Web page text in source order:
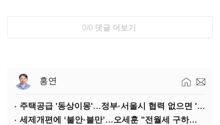
0/0 댓글 더보기
홍연
주택공급 '동상이몽'…정부·서울시 협력 없으면 '공수표'
세제개편에 ‘불안·불만’…오세훈 "전월세 구하기 더 힘들어질 것"